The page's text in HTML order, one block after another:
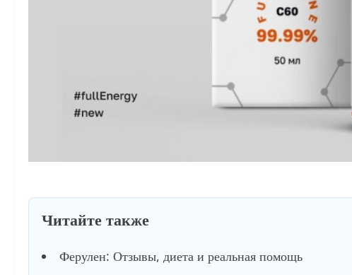
Читайте также
Ферулен: Отзывы, диета и реальная помощь